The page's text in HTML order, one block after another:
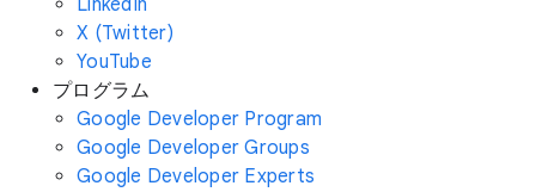
LinkedIn
X (Twitter)
YouTube
プログラム
Google Developer Program
Google Developer Groups
Google Developer Experts